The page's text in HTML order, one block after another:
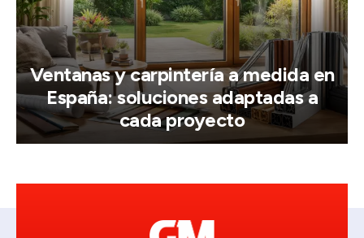
Ventanas y carpintería a medida en
España: soluciones adaptadas a
cada proyecto